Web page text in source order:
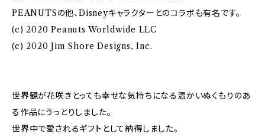
PEANUTSの他、Disneyキャラクターとのコラボも有名です。
(c) 2020 Peanuts Worldwide LLC
(c) 2020 Jim Shore Designs, Inc.
世界観が花咲きとっても幸せな気持ちになる温かいぬくもりのあ
る作品にうっとりしました。
世界中で愛されるギフトとして納得しました。